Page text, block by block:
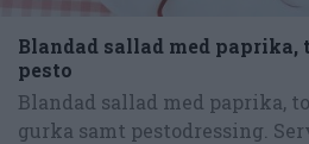
Blandad sallad med paprika,
pesto
Blandad sallad med paprika,
gurka samt pestodressing.